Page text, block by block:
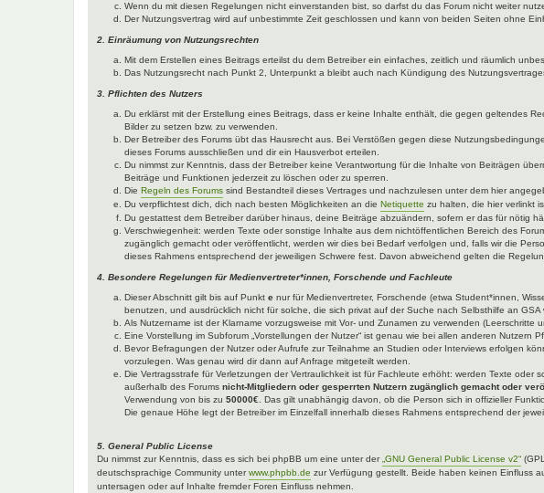
Wenn du mit diesen Regelungen nicht einverstanden bist, so darfst du das Forum nicht weiter
Der Nutzungsvertrag wird auf unbestimmte Zeit geschlossen und kann von beiden Seiten ohne
2. Einräumung von Nutzungsrechten
Mit dem Erstellen eines Beitrags erteilst du dem Betreiber ein einfaches, zeitlich und räumlich
Das Nutzungsrecht nach Punkt 2, Unterpunkt a bleibt auch nach Kündigung des
3. Pflichten des Nutzers
Du erklärst mit der Erstellung eines Beitrags, dass er keine Inhalte enthält, die gegen geltendes
Bilder zu setzen bzw. zu verwenden.
Der Betreiber des Forums übt das Hausrecht aus. Bei Verstößen gegen diese
dieses Forums ausschließen und dir ein Hausverbot erteilen.
Du nimmst zur Kenntnis, dass der Betreiber keine Verantwortung für die Inhalte von Beiträgen
Beiträge und Funktionen jederzeit zu löschen oder zu sperren.
Die Regeln des Forums sind Bestandteil dieses Vertrages und nachzulesen unter dem hier
Du verpflichtest dich, dich nach besten Möglichkeiten an die Netiquette zu halten, die hier verlinkt
Du gestattest dem Betreiber darüber hinaus, deine Beiträge abzuändern, sofern er das für nötig
Verschwiegenheit: werden Texte oder sonstige Inhalte aus dem nichtöffentlichen Bereich des
zugänglich gemacht oder veröffentlicht, werden wir dies bei Bedarf verfolgen und, falls wir die
dieses Rahmens entsprechend der jeweiligen Schwere fest. Davon abweichend gelten die
4. Besondere Regelungen für Medienvertreter*innen, Forschende und Fachleute
Dieser Abschnitt gilt bis auf Punkt e nur für Medienvertreter, Forschende (etwa Student*innen,
benutzen, und ausdrücklich nicht für solche, die sich privat auf der Suche nach Selbsthilfe an GSA
Als Nutzername ist der Klarname vorzugsweise mit Vor- und Zunamen zu verwenden
Eine Vorstellung im Subforum „Vorstellungen der Nutzer“ ist genau wie bei allen anderen Nutzern
Bevor Befragungen der Nutzer oder Aufrufe zur Teilnahme an Studien oder Interviews erfolgen
vorzulegen. Was genau wird dir dann auf Anfrage mitgeteilt werden.
Die Vertragsstrafe für Verletzungen der Vertraulichkeit ist für Fachleute erhöht: werden Texte
außerhalb des Forums nicht-Mitgliedern oder gesperrten Nutzern zugänglich gemacht oder
Verwendung von bis zu 50000€ . Das gilt unabhängig davon, ob die Person sich in offizieller
Die genaue Höhe legt der Betreiber im Einzelfall innerhalb dieses Rahmens entsprechend der
5. General Public License
Du nimmst zur Kenntnis, dass es sich bei phpBB um eine unter der „GNU General Public License v2“
deutschsprachige Community unterwww.phpbb.de zur Verfügung gestellt. Beide haben keinen Einfluss
untersagen oder auf Inhalte fremder Foren Einfluss nehmen.